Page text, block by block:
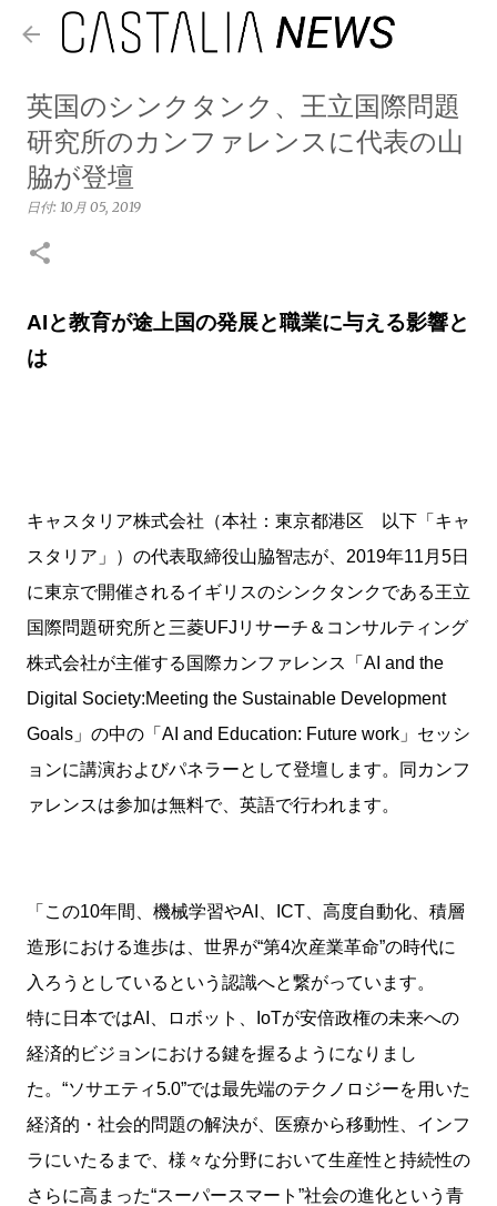
スキップしてメイン コンテンツに移動
英国のシンクタンク、王立国際問題
研究所のカンファレンスに代表の山
脇が登壇
日付: 10月 05, 2019
AIと教育が途上国の発展と職業に与える影響と
は
キャスタリア株式会社（本社：東京都港区 以下「キャ
スタリア」）の代表取締役山脇智志が、2019年11月5日
に東京で開催されるイギリスのシンクタンクである王立
国際問題研究所と三菱UFJリサーチ＆コンサルティング
株式会社が主催する国際カンファレンス「AI and the
Digital Society:Meeting the Sustainable Development
Goals」の中の「AI and Education: Future work」セッシ
ョンに講演およびパネラーとして登壇します。同カンフ
ァレンスは参加は無料で、英語で行われます。
「この10年間、機械学習やAI、ICT、高度自動化、積層
造形における進歩は、世界が“第4次産業革命”の時代に
入ろうとしているという認識へと繋がっています。
特に日本ではAI、ロボット、IoTが安倍政権の未来への
経済的ビジョンにおける鍵を握るようになりまし
た。“ソサエティ5.0”では最先端のテクノロジーを用いた
経済的・社会的問題の解決が、医療から移動性、インフ
ラにいたるまで、様々な分野において生産性と持続性の
さらに高まった“スーパースマート”社会の進化という青